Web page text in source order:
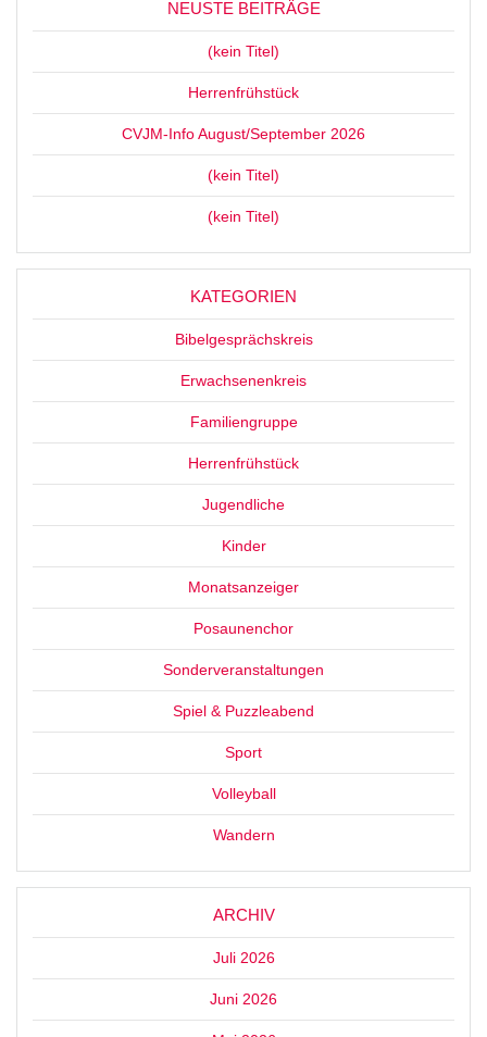
NEUSTE BEITRÄGE
(kein Titel)
Herrenfrühstück
CVJM-Info August/September 2026
(kein Titel)
(kein Titel)
KATEGORIEN
Bibelgesprächskreis
Erwachsenenkreis
Familiengruppe
Herrenfrühstück
Jugendliche
Kinder
Monatsanzeiger
Posaunenchor
Sonderveranstaltungen
Spiel & Puzzleabend
Sport
Volleyball
Wandern
ARCHIV
Juli 2026
Juni 2026